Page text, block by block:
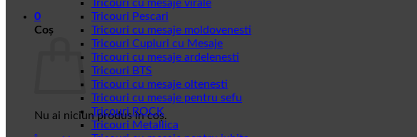
0
Coș
Nu ai niciun produs în coș.
Tricouri cu mesaje virale
Tricouri Pescari
Tricouri cu mesaje moldovenesti
Tricouri Cupluri cu Mesaje
Tricouri cu mesaje ardelenesti
Tricouri BTS
Tricouri cu mesaje oltenesti
Tricouri cu mesaje pentru sefu
Tricouri ROCK
Tricouri Metallica